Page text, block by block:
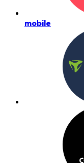
mobile